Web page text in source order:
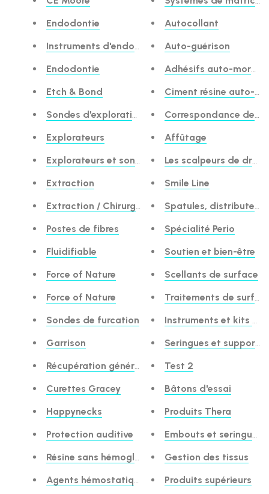
Endodontie
Instruments d'endodontie
Endodontie
Etch & Bond
Sondes d'exploration
Explorateurs
Explorateurs et sondes
Extraction
Extraction / Chirurgie
Postes de fibres
Fluidifiable
Force of Nature
Force of Nature
Sondes de furcation
Garrison
Récupération générale
Curettes Gracey
Happynecks
Protection auditive
Résine sans hémoglobine
Agents hémostatiques
Autocollant
Auto-guérison
Adhésifs auto-
Ciment résine auto-
Correspondance des
Affûtage
Les scalpeurs de
Smile Line
Spatules,
Spécialité Perio
Soutien et bien-être
Scellants de surface
Traitements de
Instruments et kits de
Seringues et supports
Test 2
Bâtons d'essai
Produits Thera
Embouts et seringues
Gestion des tissus
Produits supérieurs